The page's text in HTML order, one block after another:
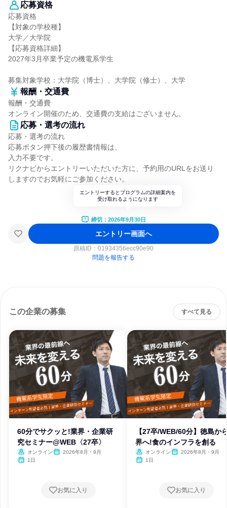
応募資格
応募資格
【対象の学校種】
大学／大学院
【応募資格詳細】
2027年3月卒業予定の機電系学生
募集対象学校：大学院（博士）、大学院（修士）、大学
報酬・交通費
報酬・交通費
オンライン開催のため、交通費の支給はございません。
応募・選考の流れ
応募・選考の流れ
応募ボタン押下後の履歴書情報は、
入力不要です。
リクナビからエントリーいただいた方に、予約用のURLをお送り
しますのでお気軽にご参加ください。
エントリーするとプログラムの詳細案内を
受け取れるようになります
締切：2026年9月30日
エントリー画面へ
原稿ID： 01934356ecc90e90
問題を報告する
この企業の募集 すべて見る
60分でサクッと!業界・企業研
究セミナー@WEB〈27卒〉
オンライン
2026年8月・9月
1日
お気に入り
【27卒/WEB/60分】徳島か
界へ!食のインフラを創る
オンライン
2026年8月・9月
1日
お気に入り